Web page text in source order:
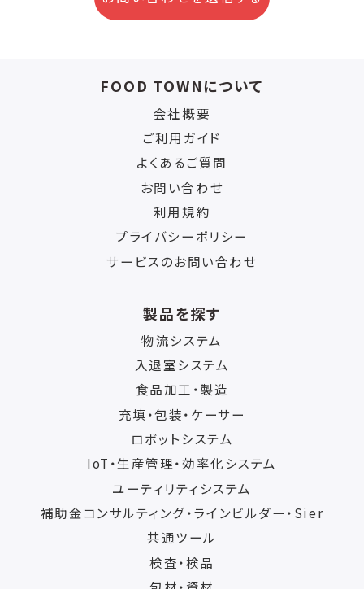
FOOD TOWNについて
会社概要
ご利用ガイド
よくあるご質問
お問い合わせ
利用規約
プライバシーポリシー
サービスのお問い合わせ
製品を探す
物流システム
入退室システム
食品加工・製造
充填・包装・ケーサー
ロボットシステム
IoT・生産管理・効率化システム
ユーティリティシステム
補助金コンサルティング・ラインビルダー・Sier
共通ツール
検査・検品